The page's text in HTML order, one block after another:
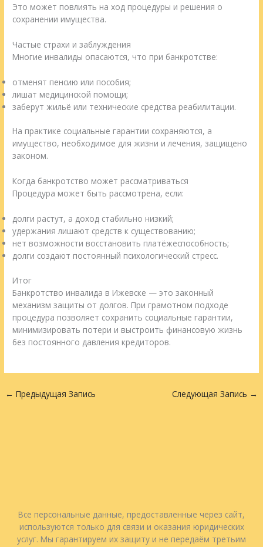
Это может повлиять на ход процедуры и решения о
сохранении имущества.
Частые страхи и заблуждения
Многие инвалиды опасаются, что при банкротстве:
отменят пенсию или пособия;
лишат медицинской помощи;
заберут жильё или технические средства реабилитации.
На практике социальные гарантии сохраняются, а
имущество, необходимое для жизни и лечения, защищено
законом.
Когда банкротство может рассматриваться
Процедура может быть рассмотрена, если:
долги растут, а доход стабильно низкий;
удержания лишают средств к существованию;
нет возможности восстановить платёжеспособность;
долги создают постоянный психологический стресс.
Итог
Банкротство инвалида в Ижевске — это законный
механизм защиты от долгов. При грамотном подходе
процедура позволяет сохранить социальные гарантии,
минимизировать потери и выстроить финансовую жизнь
без постоянного давления кредиторов.
← Предыдущая Запись Следующая Запись →
Все персональные данные, предоставленные через сайт,
используются только для связи и оказания юридических
услуг. Мы гарантируем их защиту и не передаём третьим